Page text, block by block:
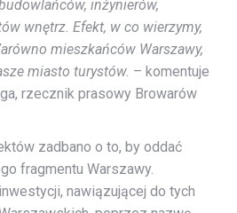
inżynierów,
wnętrz. Efekt, w co wierzymy,
mieszkańców Warszawy,
miasto turystów. – komentuje
rzecznik prasowy Browarów
zadbano o to, by oddać
fragmentu Warszawy.
nawiązującej do tych